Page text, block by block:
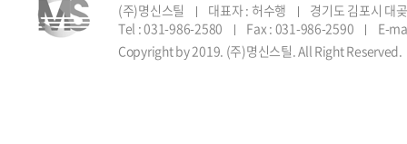
(주)명신스틸
대표자 : 허수행
경기도 김포시 대
Tel : 031-986-2580
Fax : 031-986-2590
E-
Copyright by 2019. (주)명신스틸. All Right Reserved.